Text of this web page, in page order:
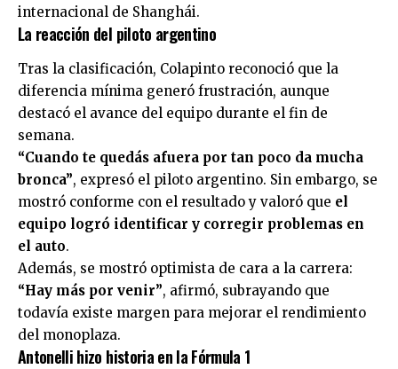
internacional de Shanghái.
La reacción del piloto argentino
Tras la clasificación, Colapinto reconoció que la
diferencia mínima generó frustración, aunque
destacó el avance del equipo durante el fin de
semana.
“Cuando te quedás afuera por tan poco da mucha
bronca”, expresó el piloto argentino. Sin embargo, se
mostró conforme con el resultado y valoró que el
equipo logró identificar y corregir problemas en
el auto.
Además, se mostró optimista de cara a la carrera:
“Hay más por venir”, afirmó, subrayando que
todavía existe margen para mejorar el rendimiento
del monoplaza.
Antonelli hizo historia en la Fórmula 1